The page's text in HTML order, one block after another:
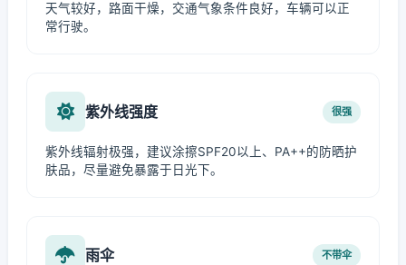
天气较好，路面干燥，交通气象条件良好，车辆可以正
常行驶。
紫外线强度 很强
紫外线辐射极强，建议涂擦SPF20以上、PA++的防晒护
肤品，尽量避免暴露于日光下。
雨伞 不带伞